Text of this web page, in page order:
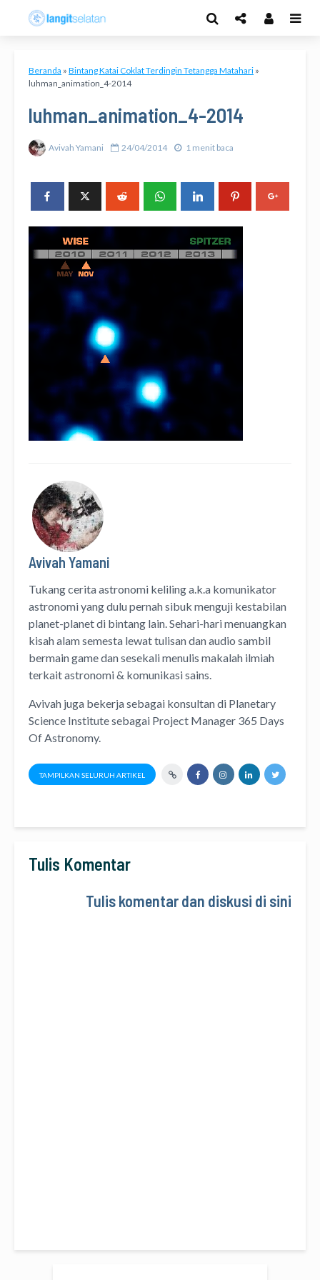
Beranda » Bintang Katai Coklat Terdingin Tetangga Matahari »
luhman_animation_4-2014
luhman_animation_4-2014
Avivah Yamani 24/04/2014 1 menit baca
Avivah Yamani
Tukang cerita astronomi kelilinga.k.a komunikator
astronomiyang dulu pernah sibuk menguji kestabilan
planet-planet di bintang lain. Sehari-hari menuangkan
kisah alam semesta lewattulisandanaudio sambil
bermain game dan sesekali menulis makalah ilmiah
terkait astronomi & komunikasi sains.
Avivah juga bekerja sebagai konsultan di Planetary
Science Institutesebagai Project Manager 365 Days
Of Astronomy.
TAMPILKAN SELURUH ARTIKEL
Tulis Komentar
Tulis komentar dan diskusi di sini